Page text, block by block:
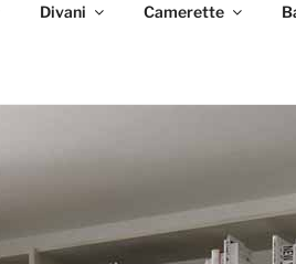
Divani Camerette